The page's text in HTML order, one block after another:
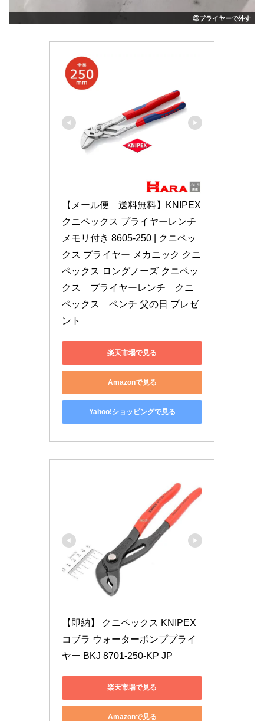
③プライヤーで外す
【メール便　送料無料】KNIPEX
クニペックス プライヤーレンチ
メモリ付き 8605-250 | クニペッ
クス プライヤー メカニック クニ
ペックス ロングノーズ クニペッ
クス　プライヤーレンチ　クニ
ペックス　ペンチ 父の日 プレゼ
ント
楽天市場で見る
Amazonで見る
Yahoo!ショッピングで見る
【即納】 クニペックス KNIPEX
コブラ ウォーターポンププライ
ヤー BKJ 8701-250-KP JP
楽天市場で見る
Amazonで見る